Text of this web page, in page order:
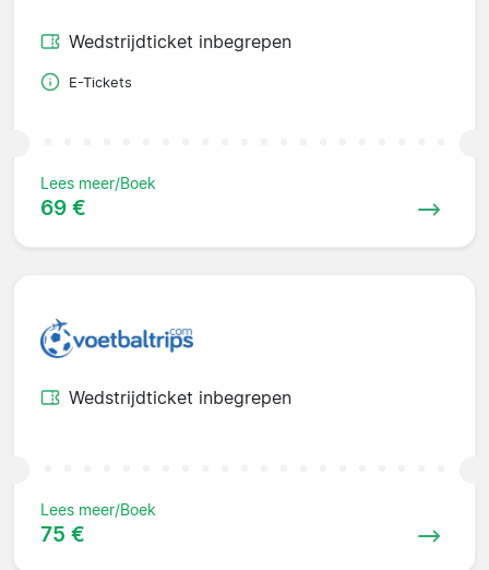
Wedstrijdticket inbegrepen
E-Tickets
Lees meer/Boek
69 €
Wedstrijdticket inbegrepen
Lees meer/Boek
75 €